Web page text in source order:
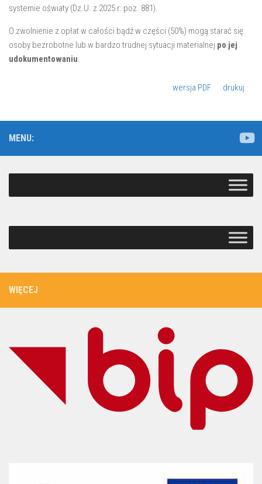
systemie oświaty (Dz.U. z 2025 r. poz. 881).
O zwolnienie z opłat w całości bądź w części (50%) mogą starać się
osoby bezrobotne lub w bardzo trudnej sytuacji materialnej po jej
udokumentowaniu.
wersja PDF drukuj
MENU:
WIĘCEJ